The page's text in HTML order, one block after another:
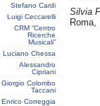
Stefano Cardi
Luigi Ceccarelli
CRM “Centro
Ricerche
Musicali”
Luciano Chessa
Alessandro
Cipriani
Giorgio Colombo
Taccani
Enrico Correggia
Silvia
Roma,